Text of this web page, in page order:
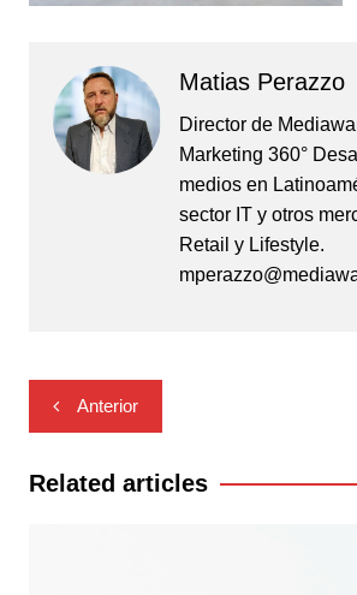
Matias Perazzo
Director de
Marketing 360°
medios en
sector IT y otros
Retail y Lifestyle.
Navegación
de
entradas
Anterior
Related articles